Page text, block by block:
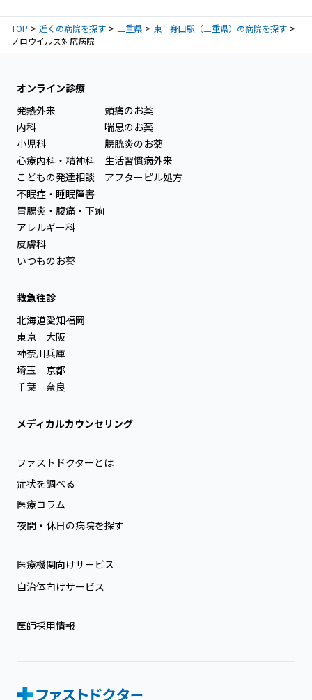
TOP 近くの病院を探す 三重県
東一身田駅（三重県）の病院を探す
ノロウイルス対応病院
オンライン診療
発熱外来
内科
小児科
心療内科・精神科
こどもの発達相談
不眠症・睡眠障害
胃腸炎・腹痛・下痢
アレルギー科
皮膚科
いつものお薬
頭痛のお薬
喘息のお薬
膀胱炎のお薬
生活習慣病外来
アフターピル処方
救急往診
北海道
東京
神奈川
埼玉
千葉
愛知
大阪
兵庫
京都
奈良
福岡
メディカルカウンセリング
ファストドクターとは
症状を調べる
医療コラム
夜間・休日の病院を探す
医療機関向けサービス
自治体向けサービス
医師採用情報